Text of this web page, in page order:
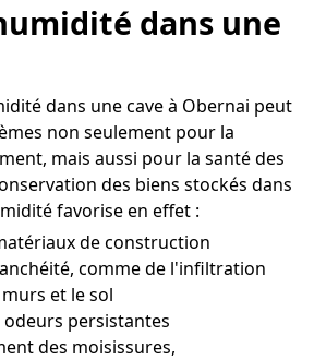
dans une
dans une cave à Obernai peut
non seulement pour la
mais aussi pour la santé des
des biens stockés dans
favorise en effet :
de construction
comme de l'infiltration
et le sol
odeurs persistantes
des moisissures,